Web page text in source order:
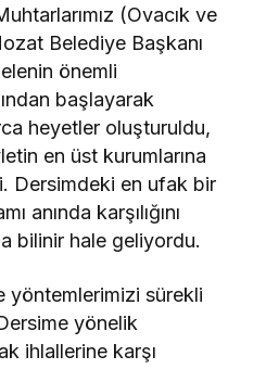
(Ovacık ve
Belediye Başkanı
önemli
başlayarak
heyetler oluşturuldu,
en üst kurumlarına
Dersimdeki en ufak bir
anında karşılığını
bilinir hale geliyordu.
yöntemlerimizi sürekli
yönelik
ihlallerine karşı